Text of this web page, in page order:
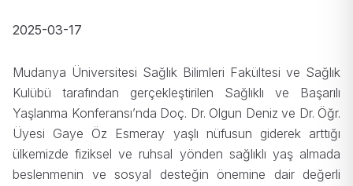
2025-03-17
Mudanya Üniversitesi Sağlık Bilimleri Fakültesi ve Sağlık
Kulübü tarafından gerçekleştirilen Sağlıklı ve Başarılı
Yaşlanma Konferansı’nda Doç. Dr. Olgun Deniz ve Dr. Öğr.
Üyesi Gaye Öz Esmeray yaşlı nüfusun giderek arttığı
ülkemizde fiziksel ve ruhsal yönden sağlıklı yaş almada
beslenmenin ve sosyal desteğin önemine dair değerli